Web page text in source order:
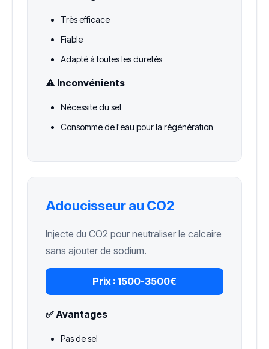
Très efficace
Fiable
Adapté à toutes les duretés
⚠️ Inconvénients
Nécessite du sel
Consomme de l'eau pour la régénération
Adoucisseur au CO2
Injecte du CO2 pour neutraliser le calcaire
sans ajouter de sodium.
Prix : 1500-3500€
✅ Avantages
Pas de sel